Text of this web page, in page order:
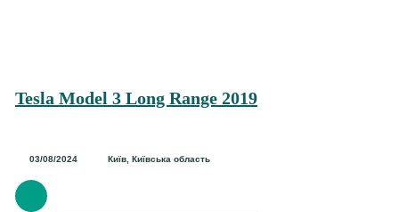
03/08/2024 Київ, Київська область
Tesla Model 3 Long Range 2019